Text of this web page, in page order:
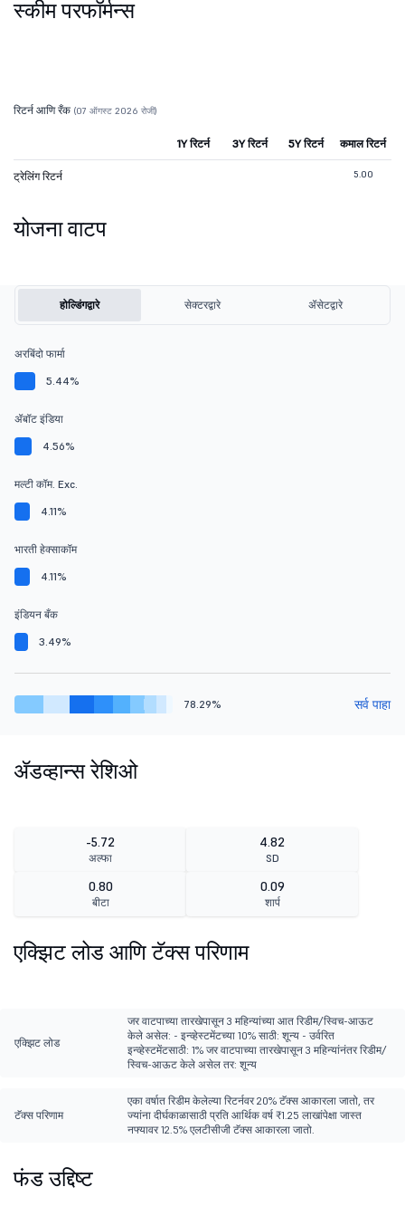
स्कीम परफॉर्मन्स
रिटर्न आणि रँक (07 ऑगस्ट 2026 रोजी)
1Y रिटर्न 3Y रिटर्न 5Y रिटर्न कमाल रिटर्न
ट्रेलिंग रिटर्न 5.00
योजना वाटप
होल्डिंगद्वारे सेक्टरद्वारे ॲसेटद्वारे
अरबिंदो फार्मा
5.44%
ॲबॉट इंडिया
4.56%
मल्टी कॉम. Exc.
4.11%
भारती हेक्साकॉम
4.11%
इंडियन बँक
3.49%
78.29% सर्व पाहा
ॲडव्हान्स रेशिओ
-5.72
अल्फा
4.82
SD
0.80
बीटा
0.09
शार्प
एक्झिट लोड आणि टॅक्स परिणाम
एक्झिट लोड
जर वाटपाच्या तारखेपासून 3 महिन्यांच्या आत रिडीम/स्विच-आऊट
केले असेल: - इन्व्हेस्टमेंटच्या 10% साठी: शून्य - उर्वरित
इन्व्हेस्टमेंटसाठी: 1% जर वाटपाच्या तारखेपासून 3 महिन्यांनंतर रिडीम/
स्विच-आऊट केले असेल तर: शून्य
टॅक्स परिणाम
एका वर्षात रिडीम केलेल्या रिटर्नवर 20% टॅक्स आकारला जातो, तर
ज्यांना दीर्घकाळासाठी प्रति आर्थिक वर्ष ₹1.25 लाखांपेक्षा जास्त
नफ्यावर 12.5% एलटीसीजी टॅक्स आकारला जातो.
फंड उद्दिष्ट